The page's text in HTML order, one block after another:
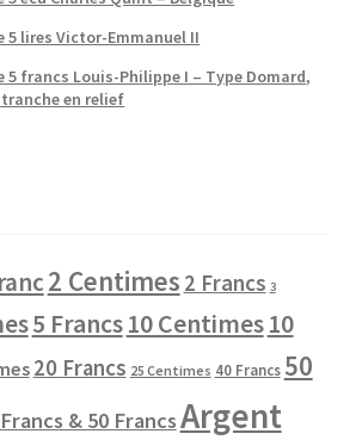
5 lires Victor-Emmanuel II
5 francs Louis-Philippe I – Type Domard,
en relief
2 Centimes 2 Francs 3
5 Francs10 Centimes10
20 Francs 25 Centimes 40 Francs 50
& 50 FrancsArgent